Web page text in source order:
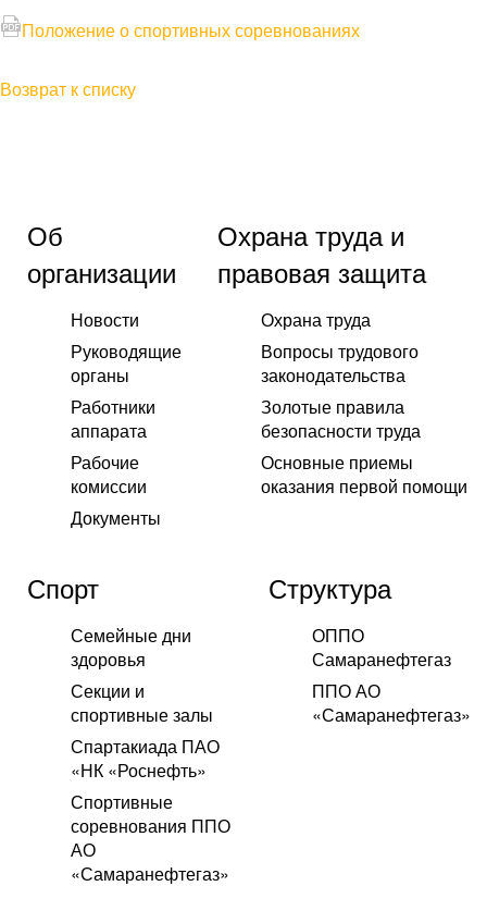
Положение о спортивных соревнованиях
Возврат к списку
Об
организации
Новости
Руководящие
органы
Работники
аппарата
Рабочие
комиссии
Документы
Охрана труда и
правовая защита
Охрана труда
Вопросы трудового
законодательства
Золотые правила
безопасности труда
Основные приемы
оказания первой помощи
Спорт
Семейные дни
здоровья
Секции и
спортивные залы
Спартакиада ПАО
«НК «Роснефть»
Спортивные
соревнования ППО
АО
«Самаранефтегаз»
Структура
ОППО
Самаранефтегаз
ППО АО
«Самаранефтегаз»